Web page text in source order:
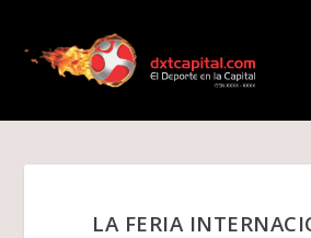
LA FERIA